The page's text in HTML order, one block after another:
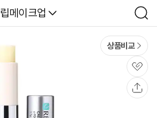
다나와
립메이크업
검
색
상품비교
관
심